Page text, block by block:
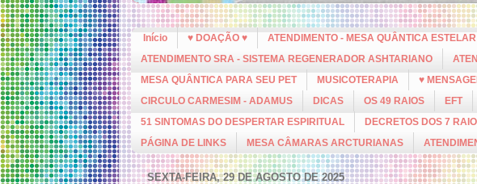
Início ♥ DOAÇÃO ♥ ATENDIMENTO - MESA QUÂNTICA ESTELAR
ATENDIMENTO SRA - SISTEMA REGENERADOR ASHTARIANO
MESA QUÂNTICA PARA SEU PET
MUSICOTERAPIA ♥
CIRCULO CARMESIM - ADAMUS
DICAS OS 49 RAIOS EFT
51 SINTOMAS DO DESPERTAR ESPIRITUAL
DECRETOS DOS 7
PÁGINA DE LINKS
MESA CÂMARAS ARCTURIANAS
SEXTA-FEIRA, 29 DE AGOSTO DE 2025